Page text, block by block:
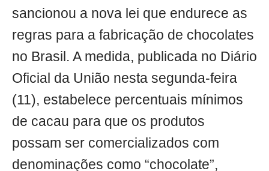
sancionou a nova lei que endurece as
regras para a fabricação de chocolates
no Brasil. A medida, publicada no Diário
Oficial da União nesta segunda-feira
(11), estabelece percentuais mínimos
de cacau para que os produtos
possam ser comercializados com
denominações como “chocolate”,